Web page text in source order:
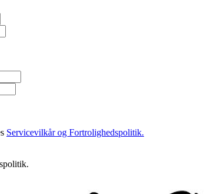
Servicevilkår og Fortrolighedspolitik.